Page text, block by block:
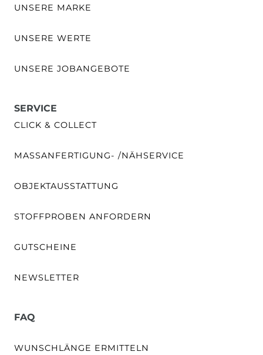
UNSERE MARKE
UNSERE WERTE
UNSERE JOBANGEBOTE
SERVICE
CLICK & COLLECT
MASSANFERTIGUNG- /NÄHSERVICE
OBJEKTAUSSTATTUNG
STOFFPROBEN ANFORDERN
GUTSCHEINE
NEWSLETTER
FAQ
WUNSCHLÄNGE ERMITTELN